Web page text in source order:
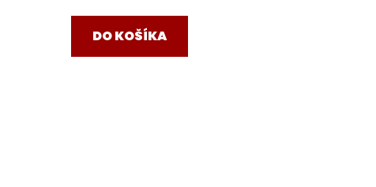
DO KOŠÍKA